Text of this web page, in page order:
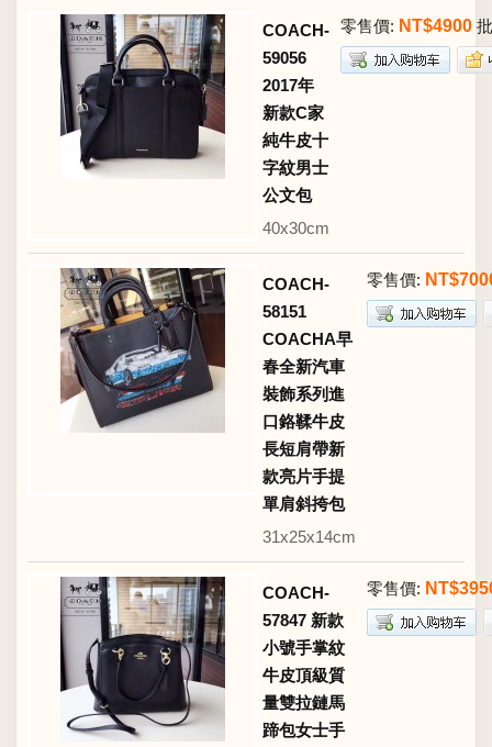
COACH-
59056
2017年
新款C家
純牛皮十
字紋男士
公文包
40x30cm
零售價: NT$4900
COACH-
58151
COACHA早
春全新汽車
裝飾系列進
口鉻鞣牛皮
長短肩帶新
款亮片手提
單肩斜挎包
31x25x14cm
零售價:
COACH-
57847 新款
小號手掌紋
牛皮頂級質
量雙拉鏈馬
蹄包女士手
零售價: